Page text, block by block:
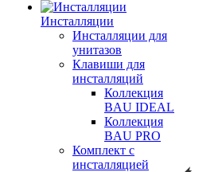
Инсталляции
Инсталляции для
унитазов
Клавиши для
инсталляций
Коллекция
BAU IDEAL
Коллекция
BAU PRO
Комплект с
инсталляцией